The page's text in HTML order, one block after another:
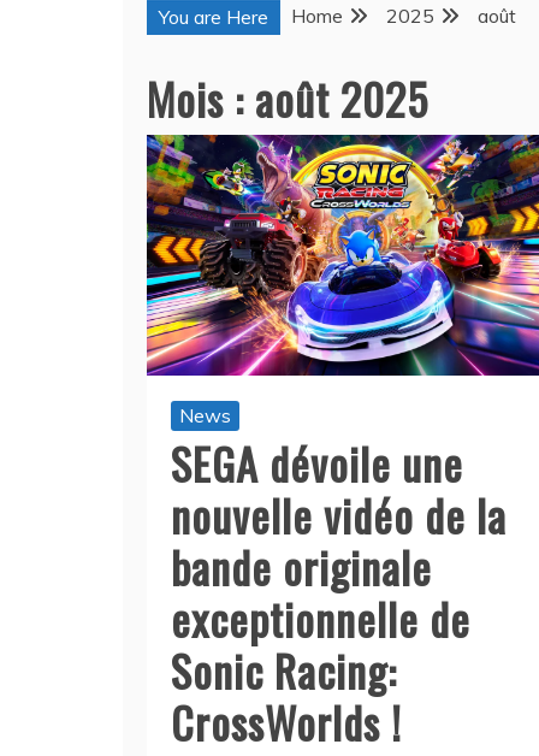
You are Here Home 2025 août
Mois :août 2025
News
SEGA dévoile une
nouvelle vidéo de la
bande originale
exceptionnelle de
Sonic Racing:
CrossWorlds !